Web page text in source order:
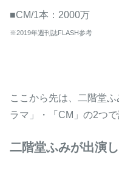
■CM/1本：2000万
※2019年週刊誌FLASH参考
ここから先は、二階堂
ラマ」・「CM」の2つ
二階堂ふみが出演